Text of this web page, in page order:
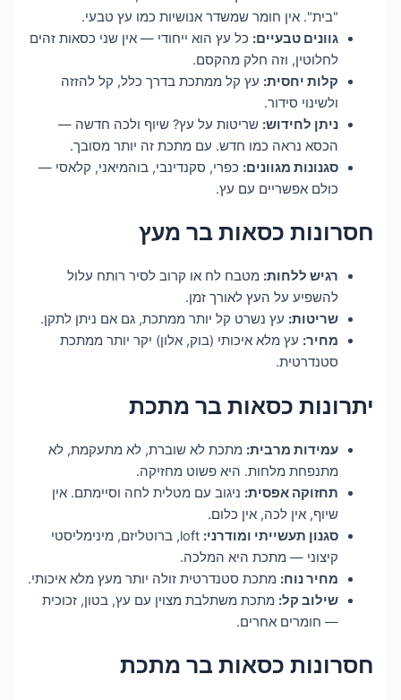
"בית". אין חומר שמשדר אנושיות כמו עץ טבעי.
גוונים טבעיים: כל עץ הוא ייחודי — אין שני כסאות זהים
לחלוטין, וזה חלק מהקסם.
קלות יחסית: עץ קל ממתכת בדרך כלל, קל להזזה
ולשינוי סידור.
ניתן לחידוש: שריטות על עץ? שיוף ולכה חדשה —
הכסא נראה כמו חדש. עם מתכת זה יותר מסובך.
סגנונות מגוונים: כפרי, סקנדינבי, בוהמיאני, קלאסי —
כולם אפשריים עם עץ.
חסרונות כסאות בר מעץ
רגיש ללחות: מטבח לח או קרוב לסיר רותח עלול
להשפיע על העץ לאורך זמן.
שריטות: עץ נשרט קל יותר ממתכת, גם אם ניתן לתקן.
מחיר: עץ מלא איכותי (בוק, אלון) יקר יותר ממתכת
סטנדרטית.
יתרונות כסאות בר מתכת
עמידות מרבית: מתכת לא שוברת, לא מתעקמת, לא
מתנפחת מלחות. היא פשוט מחזיקה.
תחזוקה אפסית: ניגוב עם מטלית לחה וסיימתם. אין
שיוף, אין לכה, אין כלום.
סגנון תעשייתי ומודרני:
loft, ברוטליזם, מינימליסטי
קיצוני — מתכת היא המלכה.
מחיר נוח: מתכת סטנדרטית זולה יותר מעץ מלא איכותי.
שילוב קל: מתכת משתלבת מצוין עם עץ, בטון, זכוכית
— חומרים אחרים.
חסרונות כסאות בר מתכת